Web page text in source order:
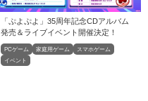
PCゲーム 家庭用ゲーム
スマホゲーム
イベント
「ぷよぷよ」35周年記念CDアルバム
発売＆ライブイベント開催決定！